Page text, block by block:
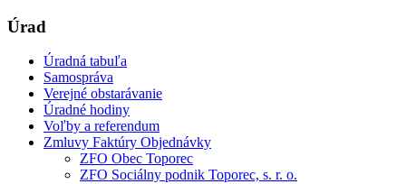
Úrad
Úradná tabuľa
Samospráva
Verejné obstarávanie
Úradné hodiny
Voľby a referendum
Zmluvy Faktúry Objednávky
ZFO Obec Toporec
ZFO Sociálny podnik Toporec, s. r. o.